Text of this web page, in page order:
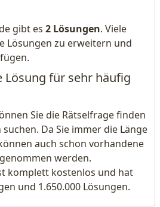
gibt es 2 Lösungen. Viele
Lösungen zu erweitern und
Lösung für sehr häufig
Sie die Rätselfrage finden
Da Sie immer die Länge
auch schon vorhandene
werden.
komplett kostenlos und hat
und 1.650.000 Lösungen.